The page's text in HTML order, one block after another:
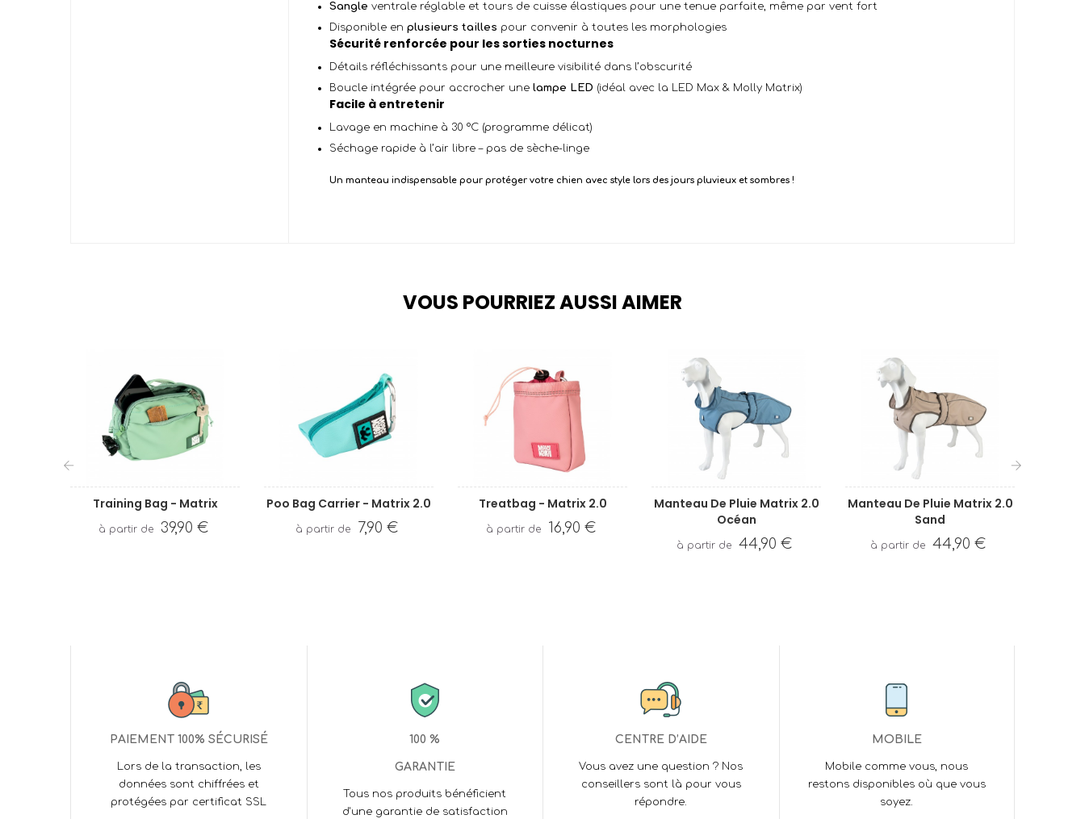
Sangle ventrale réglable et tours de cuisse élastiques pour une tenue parfaite, même par vent fort
Disponible en plusieurs tailles pour convenir à toutes les morphologies
Sécurité renforcée pour les sorties nocturnes
Détails réfléchissants pour une meilleure visibilité dans l’obscurité
Boucle intégrée pour accrocher une lampe LED (idéal avec la LED Max & Molly Matrix)
Facile à entretenir
Lavage en machine à 30 °C (programme délicat)
Séchage rapide à l’air libre – pas de sèche-linge
Un manteau indispensable pour protéger votre chien avec style lors des jours pluvieux et sombres !
VOUS POURRIEZ AUSSI AIMER
Training Bag - Matrix
39,90 €
Poo Bag Carrier - Matrix 2.0
7,90 €
Treatbag - Matrix 2.0
16,90 €
Manteau De Pluie Matrix 2.0
Océan
44,90 €
Manteau De Pluie Matrix 2.0
Sand
44,90 €
PAIEMENT 100% SÉCURISÉ
Lors de la transaction, les
données sont chiffrées et
protégées par certificat SSL
100 %
GARANTIE
Tous nos produits bénéficient
d'une garantie de satisfaction
CENTRE D’AIDE
Vous avez une question ? Nos
conseillers sont là pour vous
répondre.
MOBILE
Mobile comme vous, nous
restons disponibles où que vous
soyez.